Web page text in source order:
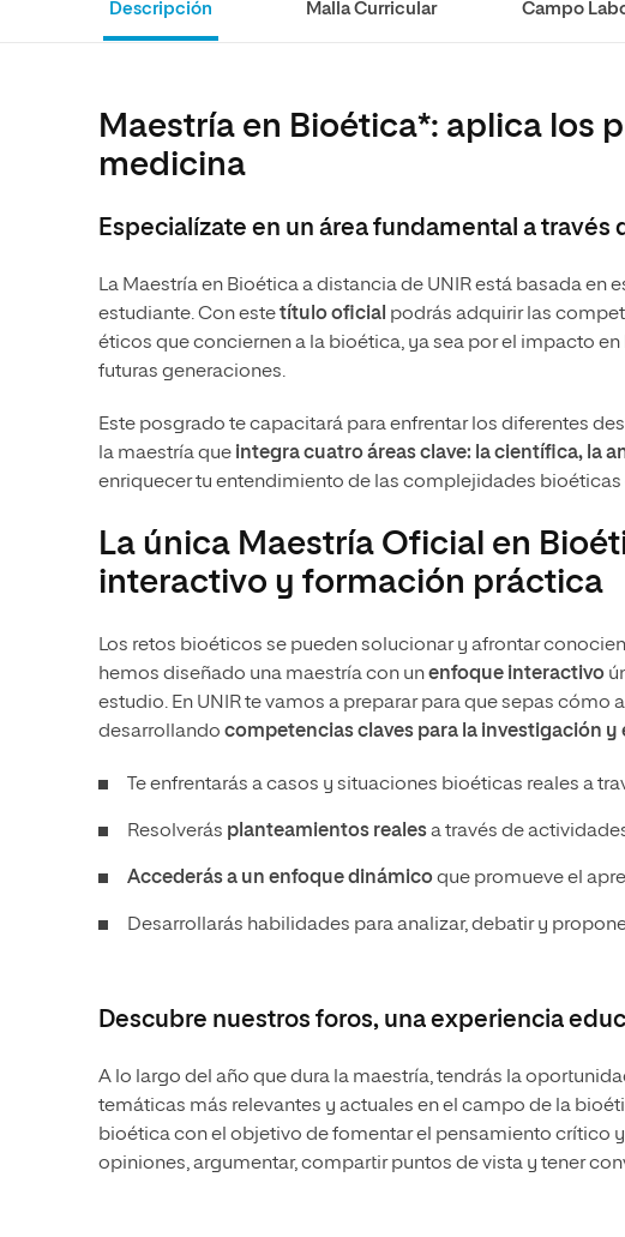
Humanidades
Diseño
Ciencias Sociales y del Trabajo
Seguridad
Ciencias Políticas y Relaciones
Internacionales
Humanidades
Diseño
Seguridad
internacionales
Descripción Malla Curricular Campo
Maestría en Bioética*: aplica los
medicina
Especialízate en un área fundamental a
La Maestría en Bioética a distancia de UNIR está basada en
estudiante. Con estetítulo oficial podrás adquirir las
éticos que conciernen a la bioética, ya sea por el impacto
futuras generaciones.
Este posgrado te capacitará para enfrentar los diferentes
la maestría que integra cuatro áreas clave: la científica, la
enriquecer tu entendimiento de las complejidades
La única Maestría Oficial en
interactivo y formación práctica
Los retos bioéticos se pueden solucionar y afrontar
hemos diseñado una maestría con unenfoque interactivo
estudio. En UNIR te vamos a preparar para que sepas
desarrollando competencias claves para la investigación y
Te enfrentarás a casos y situaciones bioéticas reales a
Resolverás planteamientos realesa través de
Accederás a un enfoque dinámicoque promueve el
Desarrollarás habilidades para analizar, debatir y
Descubre nuestros foros, una experiencia
A lo largo del año que dura la maestría, tendrás la
temáticas más relevantes y actuales en el campo de la
bioética con el objetivo de fomentar el pensamiento crítico
opiniones, argumentar, compartir puntos de vista y tener